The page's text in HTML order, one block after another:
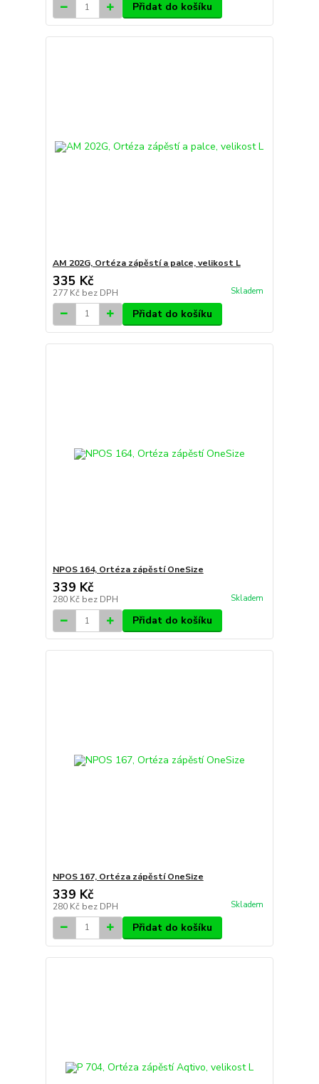
Přidat do košíku
AM 202G, Ortéza zápěstí a palce, velikost L
335 Kč
277 Kč bez DPH Skladem
Přidat do košíku
NPOS 164, Ortéza zápěstí OneSize
339 Kč
280 Kč bez DPH Skladem
Přidat do košíku
NPOS 167, Ortéza zápěstí OneSize
339 Kč
280 Kč bez DPH Skladem
Přidat do košíku